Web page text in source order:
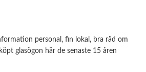
personal, fin lokal, bra råd om
glasögon här de senaste 15 åren